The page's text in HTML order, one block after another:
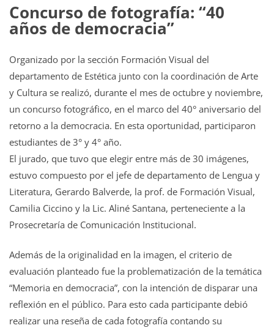
Concurso de fotografía: “40
años de democracia”
Organizado por la sección Formación Visual del
departamento de Estética junto con la coordinación de Arte
y Cultura se realizó, durante el mes de octubre y noviembre,
un concurso fotográfico, en el marco del 40° aniversario del
retorno a la democracia. En esta oportunidad, participaron
estudiantes de 3° y 4° año.
El jurado, que tuvo que elegir entre más de 30 imágenes,
estuvo compuesto por el jefe de departamento de Lengua y
Literatura, Gerardo Balverde, la prof. de Formación Visual,
Camilia Ciccino y la Lic. Aliné Santana, perteneciente a la
Prosecretaría de Comunicación Institucional.
Además de la originalidad en la imagen, el criterio de
evaluación planteado fue la problematización de la temática
“Memoria en democracia”, con la intención de disparar una
reflexión en el público. Para esto cada participante debió
realizar una reseña de cada fotografía contando su